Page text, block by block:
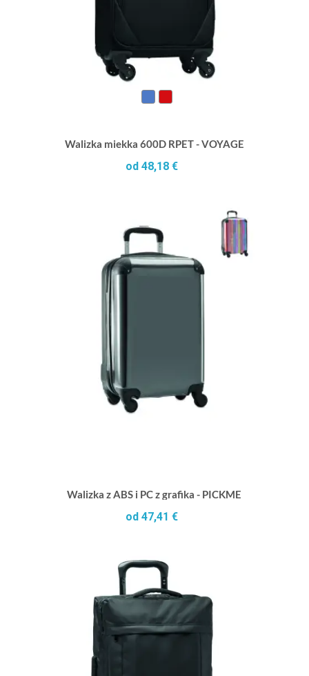
Walizka miekka 600D RPET - VOYAGE
od 48,18 €
Walizka z ABS i PC z grafika - PICKME
od 47,41 €